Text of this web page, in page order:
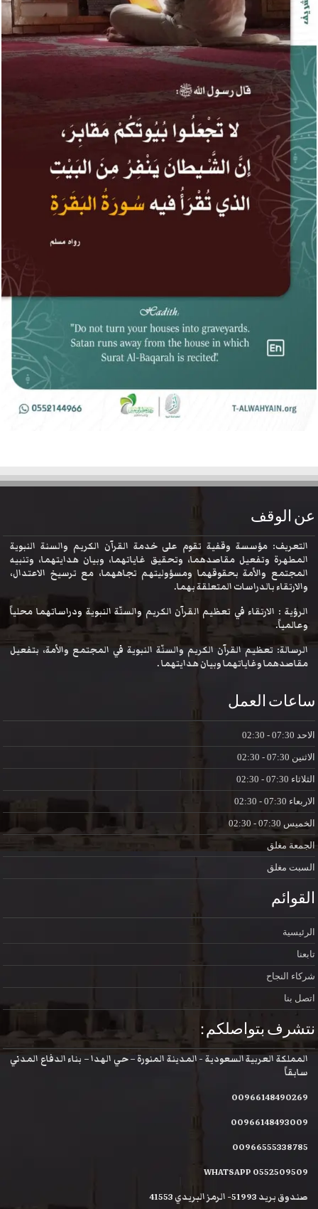
عن الوقف
التعريف: مؤسسة وقفية تقوم على خدمة القرآن الكريم والسنة النبوية
المطهرة وتفعيل مقاصدهما، وتحقيق غاياتهما، وبيان هدايتهما، وتنبيه
المجتمع والأمة بحقوقهما ومسؤوليتهم تجاههما، مع ترسيخ الاعتدال،
والارتقاء بالدراسات المتعلقة بهما.
الرؤية : الارتقاء في تعظيم القرآن الكريم والسنّة النبوية ودراساتهما محلياً
وعالمياً.
الرسالة: تعظيم القرآن الكريم والسنّة النبوية في المجتمع والأمة، بتفعيل
مقاصدهما وغاياتهما وبيان هدايتهما .
ساعات العمل
الاحد
الاثنين
الثلاثاء
الاربعاء
الخميس
الجمعة مغلق
السبت مغلق
القوائم
الرئيسية
تابعنا
شركاء النجاح
اتصل بنا
نتشرف بتواصلكم :
المملكة العربية السعودية - المدينة المنورة – حي الهدا – بناء الدفاع المدني
سابقاً
00966148490269
00966148493009
00966555338785
WHATSAPP 0552509509
صندوق بريد 51993- الرمز البريدي 41553